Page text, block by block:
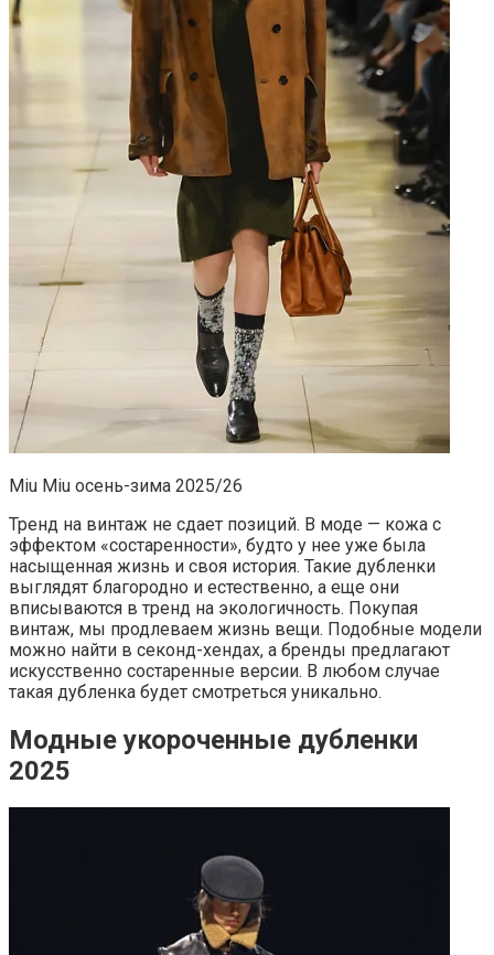
Miu Miu осень-зима 2025/26
Тренд на винтаж не сдает позиций. В моде — кожа с
эффектом «состаренности», будто у нее уже была
насыщенная жизнь и своя история. Такие дубленки
выглядят благородно и естественно, а еще они
вписываются в тренд на экологичность. Покупая
винтаж, мы продлеваем жизнь вещи. Подобные модели
можно найти в секонд-хендах, а бренды предлагают
искусственно состаренные версии. В любом случае
такая дубленка будет смотреться уникально.
Модные укороченные дубленки
2025